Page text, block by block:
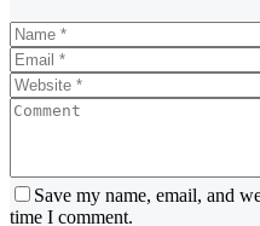
Save my name, email, and
time I comment.